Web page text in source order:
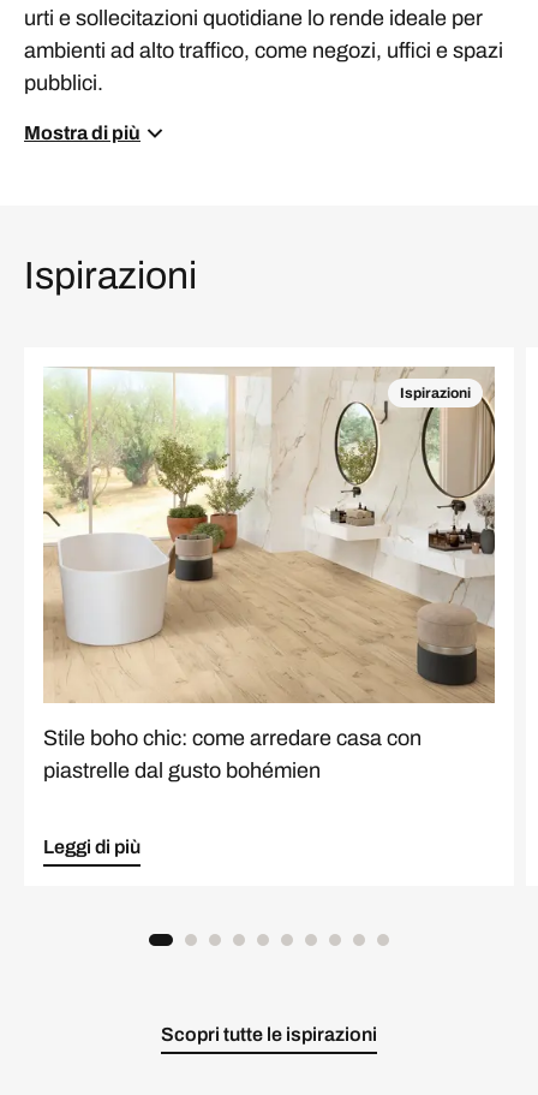
urti e sollecitazioni quotidiane lo rende ideale per
ambienti ad alto traffico, come negozi, uffici e spazi
pubblici.
Mostra di più
Ispirazioni
Ispirazioni
Stile boho chic: come arredare casa con
piastrelle dal gusto bohémien
Leggi di più
Scopri tutte le ispirazioni